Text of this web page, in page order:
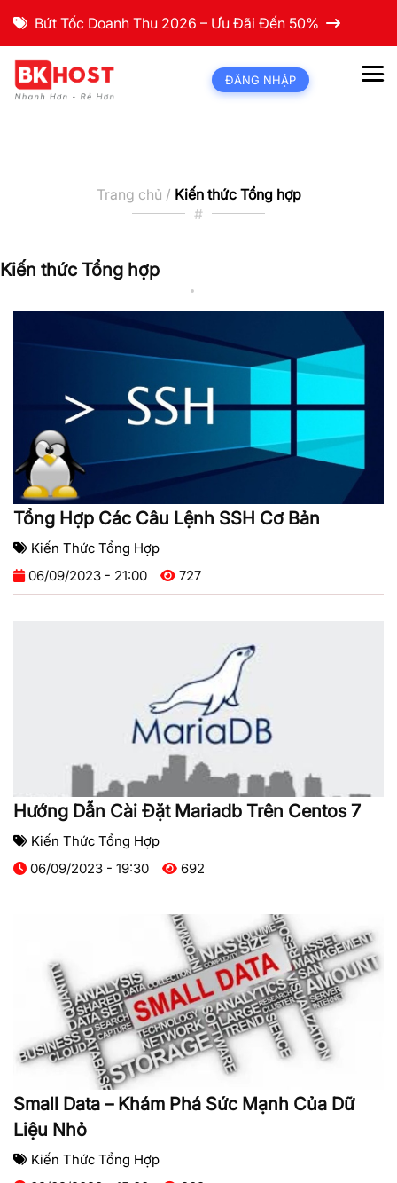
Bứt Tốc Doanh Thu 2026 – Ưu Đãi Đến 50%
ĐĂNG NHẬP
Trang chủ / Kiến thức Tổng hợp
#
Kiến thức Tổng hợp
Tổng Hợp Các Câu Lệnh SSH Cơ Bản
Kiến Thức Tổng Hợp
06/09/2023 - 21:00
727
Hướng Dẫn Cài Đặt Mariadb Trên Centos 7
Kiến Thức Tổng Hợp
06/09/2023 - 19:30
692
Small Data – Khám Phá Sức Mạnh Của Dữ
Liệu Nhỏ
Kiến Thức Tổng Hợp